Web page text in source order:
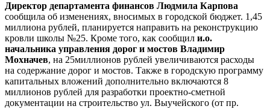
Директор департамента финансов Людмила Карпова
сообщила об изменениях, вносимых в городской бюджет. 1,45
миллиона рублей, планируется направить на реконструкцию
кровли школы №25. Кроме того, как сообщил и.о.
начальника управления дорог и мостов Владимир
Мохначев, на 25миллионов рублей увеличиваются расходы
на содержание дорог и мостов. Также в городскую программу
капитальных вложений дополнительно включаются 8
миллионов рублей для разработки проектно-сметной
документации на строительство ул. Выучейского (от пр.